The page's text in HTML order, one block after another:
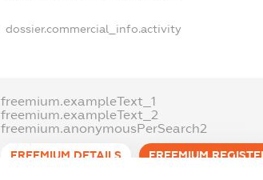
dossier.commercial_info.activity
freemium.exampleText_1
freemium.exampleText_2
freemium.anonymousPerSearch2
FREEMIUM.DETAILS